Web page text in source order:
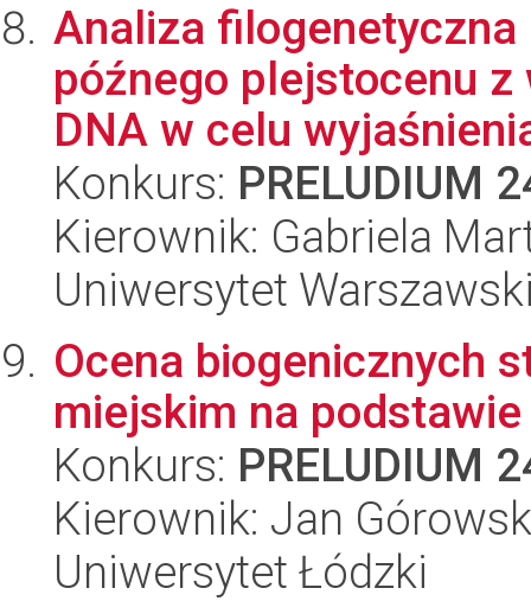
Analiza
późnego plejstocenu
DNA w celu
Konkurs: PRELUDIUM
Kierownik: Gabriela
Uniwersytet
Ocena biogenicznych
miejskim na
Konkurs: PRELUDIUM
Kierownik: Jan
Uniwersytet Łódzki